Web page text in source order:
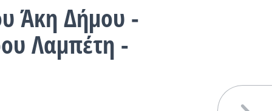
Άκη Δήμου -
Λαμπέτη -